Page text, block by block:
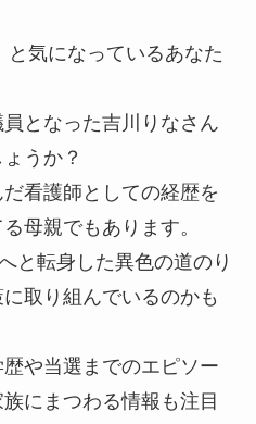
と気になっているあなた
となった吉川りなさん
うか？
看護師としての経歴を
母親でもあります。
と転身した異色の道のり
取り組んでいるのかも
や当選までのエピソー
にまつわる情報も注目